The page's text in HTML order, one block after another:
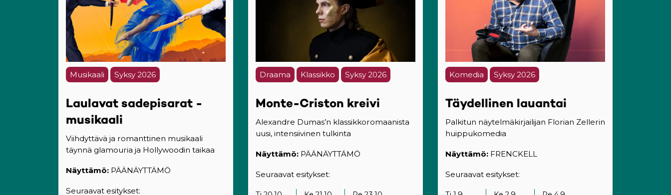
Musikaali Syksy 2026
Laulavat sadepisarat -
musikaali
Viihdyttävä ja romanttinen musikaali
täynnä glamouria ja Hollywoodin taikaa
Näyttämö: PÄÄNÄYTTÄMÖ
Seuraavat esitykset:
Draama Klassikko Syksy 2026
Monte-Criston kreivi
Alexandre Dumas’n klassikkoromaanista
uusi, intensiivinen tulkinta
Näyttämö: PÄÄNÄYTTÄMÖ
Seuraavat esitykset:
Komedia Syksy 2026
Täydellinen lauantai
Palkitun näytelmäkirjailijan Florian Zellerin
huippukomedia
Näyttämö: FRENCKELL
Seuraavat esitykset: